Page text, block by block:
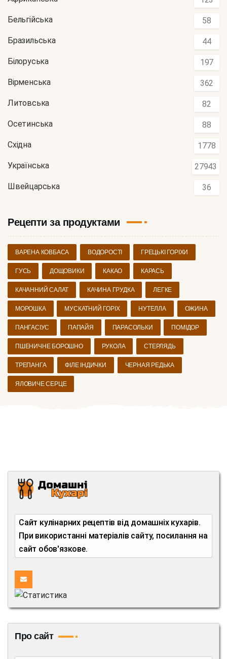
Бельгійська 58
Бразильська 44
Білоруська 197
Вірменська 362
Литовська 82
Осетинська 88
Східна 1778
Українська 27943
Швейцарська 36
Рецепти за продуктами
ВАРЕНА КОВБАСА ВОДОРОСТІ ГРЕЦЬКІ ГОРІХИ
ГУСЬ ДОЩОВИКИ КАКАО КАРАСЬ
КАЧАННИЙ САЛАТ КАЧИНА ГРУДКА ЛЕГКЕ
МОРОШКА МУСКАТНИЙ ГОРІХ НУТЕЛЛА ОЖИНА
ПАНГАСІУС ПАПАЙЯ ПАРАСОЛЬКИ ПОМІДОР
ПШЕНИЧНЕ БОРОШНО РУКОЛА СТЕРЛЯДЬ
ТРЕПАНГА ФІЛЕ ІНДИЧКИ ЧЕРНАЯ РЕДЬКА
ЯЛОВИЧЕ СЕРЦЕ
Сайт кулінарних рецептів від домашніх кухарів.
При використанні матеріалів сайту, посилання на
сайт обов'язкове.
Про сайт